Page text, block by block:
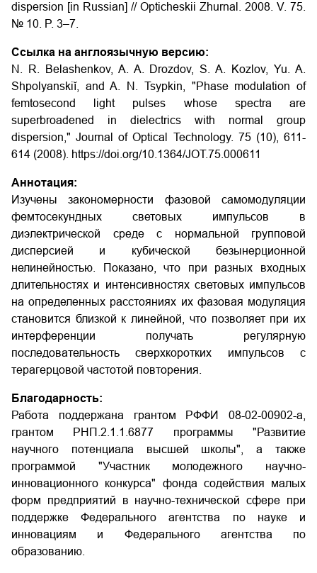
dispersion [in Russian] // Opticheskii Zhurnal. 2008. V. 75.
№ 10. P. 3–7.
Ссылка на англоязычную версию:
N. R. Belashenkov, A. A. Drozdov, S. A. Kozlov, Yu. A.
Shpolyanskiĭ, and A. N. Tsypkin, "Phase modulation of
femtosecond light pulses whose spectra are
superbroadened in dielectrics with normal group
dispersion," Journal of Optical Technology. 75 (10), 611-
614 (2008). https://doi.org/10.1364/JOT.75.000611
Аннотация:
Изучены закономерности фазовой самомодуляции
фемтосекундных световых импульсов в
диэлектрической среде с нормальной групповой
дисперсией и кубической безынерционной
нелинейностью. Показано, что при разных входных
длительностях и интенсивностях световых импульсов
на определенных расстояниях их фазовая модуляция
становится близкой к линейной, что позволяет при их
интерференции получать регулярную
последовательность сверхкоротких импульсов с
терагерцовой частотой повторения.
Благодарность:
Работа поддержана грантом РФФИ 08-02-00902-а,
грантом РНП.2.1.1.6877 программы "Развитие
научного потенциала высшей школы", а также
программой "Участник молодежного научно-
инновационного конкурса" фонда содействия малых
форм предприятий в научно-технической сфере при
поддержке Федерального агентства по науке и
инновациям и Федерального агентства по
образованию.